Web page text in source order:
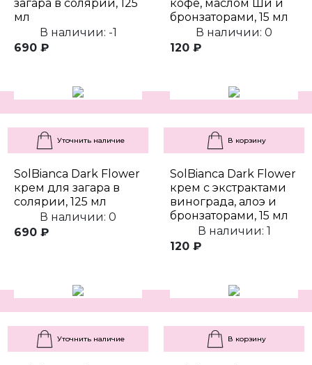
загара в солярии, 125
мл
В наличии: -1
690 ₽
кофе, маслом Ши и
бронзаторами, 15 мл
В наличии: 0
120 ₽
Уточнить наличие
SolBianca Dark Flower
крем для загара в
солярии, 125 мл
В наличии: 0
690 ₽
В корзину
SolBianca Dark Flower
крем с экстрактами
винограда, алоэ и
бронзаторами, 15 мл
В наличии: 1
120 ₽
Уточнить наличие В корзину